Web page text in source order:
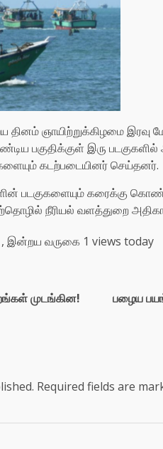
ஞாயிற்றுக்கிழமை இரவு
பகுதிக்குள் இரு படகுகளில்
கடற்படையினர் செய்தனர்.
படகுகளையும் கரைக்கு
நீரியல் வளத்துறை
, இன்றய வருகை 1 views today
முடங்கின!
பழைய
Required fields are